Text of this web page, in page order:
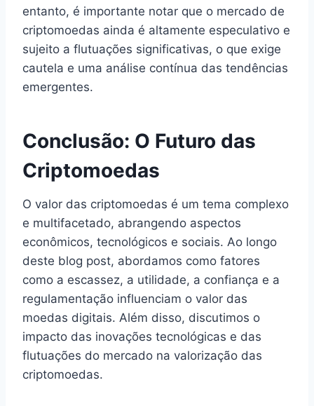
entanto, é importante notar que o mercado de
criptomoedas ainda é altamente especulativo e
sujeito a flutuações significativas, o que exige
cautela e uma análise contínua das tendências
emergentes.
Conclusão: O Futuro das
Criptomoedas
O valor das criptomoedas é um tema complexo
e multifacetado, abrangendo aspectos
econômicos, tecnológicos e sociais. Ao longo
deste blog post, abordamos como fatores
como a escassez, a utilidade, a confiança e a
regulamentação influenciam o valor das
moedas digitais. Além disso, discutimos o
impacto das inovações tecnológicas e das
flutuações do mercado na valorização das
criptomoedas.